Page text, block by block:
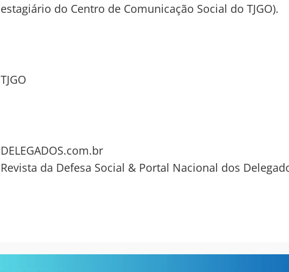
estagiário do Centro de Comunicação Social do TJGO).
TJGO
DELEGADOS.com.br
Revista da Defesa Social & Portal Nacional dos